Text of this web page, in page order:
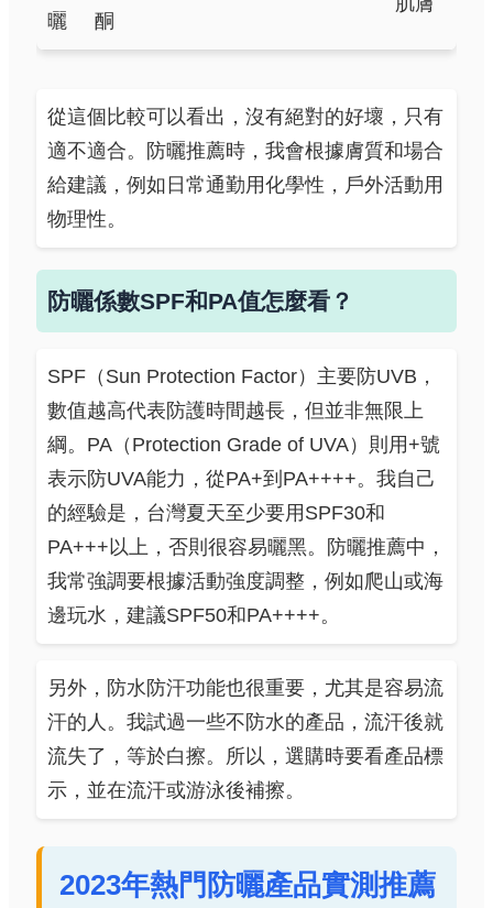
曬 酮
從這個比較可以看出，沒有絕對的好壞，只有
適不適合。防曬推薦時，我會根據膚質和場合
給建議，例如日常通勤用化學性，戶外活動用
物理性。
防曬係數SPF和PA值怎麼看？
SPF（Sun Protection Factor）主要防UVB，
數值越高代表防護時間越長，但並非無限上
綱。PA（Protection Grade of UVA）則用+號
表示防UVA能力，從PA+到PA++++。我自己
的經驗是，台灣夏天至少要用SPF30和
PA+++以上，否則很容易曬黑。防曬推薦中，
我常強調要根據活動強度調整，例如爬山或海
邊玩水，建議SPF50和PA++++。
另外，防水防汗功能也很重要，尤其是容易流
汗的人。我試過一些不防水的產品，流汗後就
流失了，等於白擦。所以，選購時要看產品標
示，並在流汗或游泳後補擦。
2023年熱門防曬產品實測推薦